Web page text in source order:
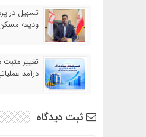
ودیعه
تغییر مثبت
درآمد عملیاتی ۸۰ درصد
ثبت دیدگاه